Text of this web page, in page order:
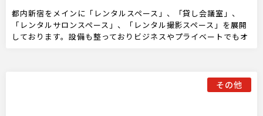
都内新宿をメインに「レンタルスペース」、「貸し会議室」、
「レンタルサロンスペース」、「レンタル撮影スペース」を展開
しております。設備も整っておりビジネスやプライベートでもオ
その他